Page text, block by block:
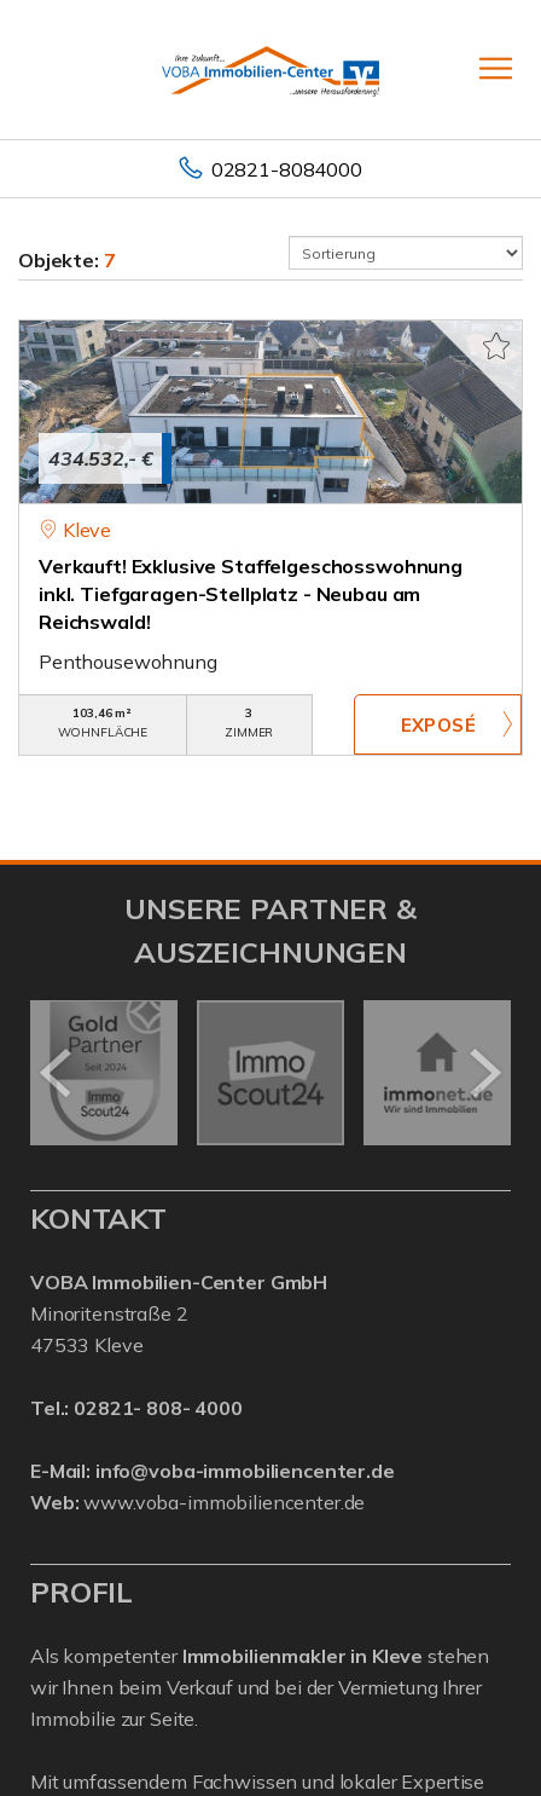
02821-8084000
Objekte: 7
434.532,- €
Kleve
Verkauft! Exklusive Staffelgeschosswohnung
inkl. Tiefgaragen-Stellplatz - Neubau am
Reichswald!
Penthousewohnung
103,46 m²
WOHNFLÄCHE
3
ZIMMER
UNSERE PARTNER &
AUSZEICHNUNGEN
KONTAKT
VOBA Immobilien-Center GmbH
Minoritenstraße 2
47533 Kleve
Tel.: 02821- 808- 4000
E-Mail: info@voba-immobiliencenter.de
Web: www.voba-immobiliencenter.de
PROFIL
Als kompetenter Immobilienmakler in Kleve stehen
wir Ihnen beim Verkauf und bei der Vermietung Ihrer
Immobilie zur Seite.
Mit umfassendem Fachwissen und lokaler Expertise